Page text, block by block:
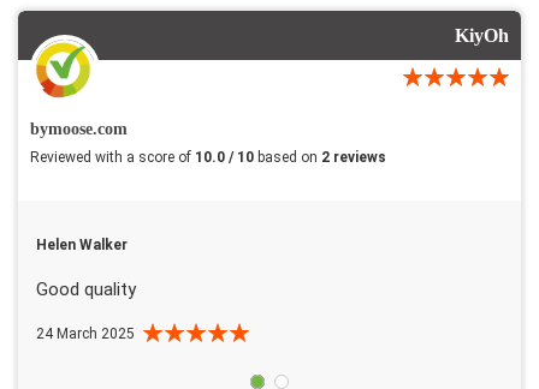
KiyOh
bymoose.com
Reviewed with a score of 10.0 / 10 based on 2 reviews
Helen Walker
Good quality
24 March 2025